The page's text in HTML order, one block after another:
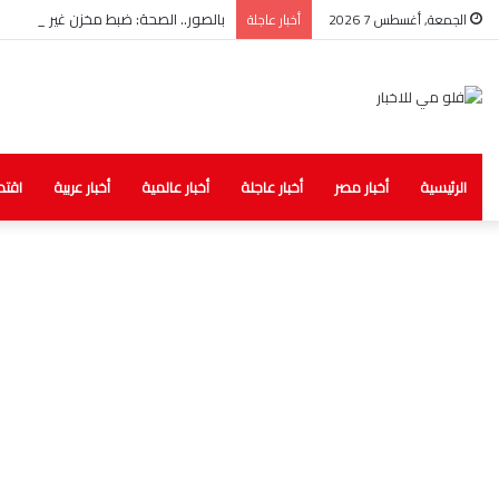
الجمعة, أغسطس 7 2026 أخبار عاجلة بالصور.. الصحة: ضبط مخزن غير مرخص
الرئيسية أخبار مصر أخبار عاجلة أخبار عالمية أخبار عربية